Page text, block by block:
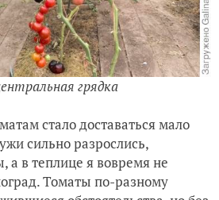
грядка
стало доставаться мало
сильно разрослись,
а в теплице я вовремя не
Томаты по-разному